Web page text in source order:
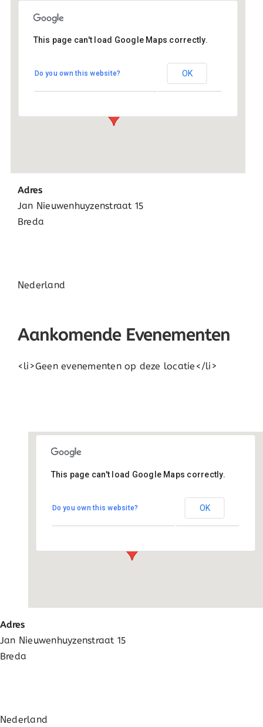
Montessori+
Jan Nieuwenhuyzenstraat 15 - Breda
This page can't load Google Maps correctly.
Do you own this website? OK
Adres
Jan Nieuwenhuyzenstraat 15
Breda
Nederland
Aankomende Evenementen
<li>Geen evenementen op deze locatie</li>
Montessori+
Jan Nieuwenhuyzenstraat 15 - Breda
This page can't load Google Maps correctly.
Do you own this website? OK
Adres
Jan Nieuwenhuyzenstraat 15
Breda
Nederland